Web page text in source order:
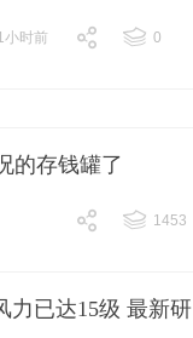
小时前
0
的存钱罐了
1453
力已达15级 最新研